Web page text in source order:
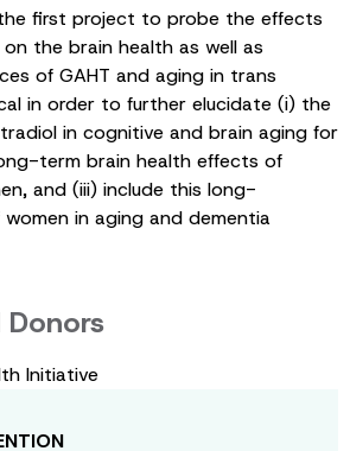
first project to probe the effects
the brain health as well as
of GAHT and aging in trans
in order to further elucidate (i) the
in cognitive and brain aging for
term brain health effects of
and (iii) include this long-
in aging and dementia
Donors
Initiative